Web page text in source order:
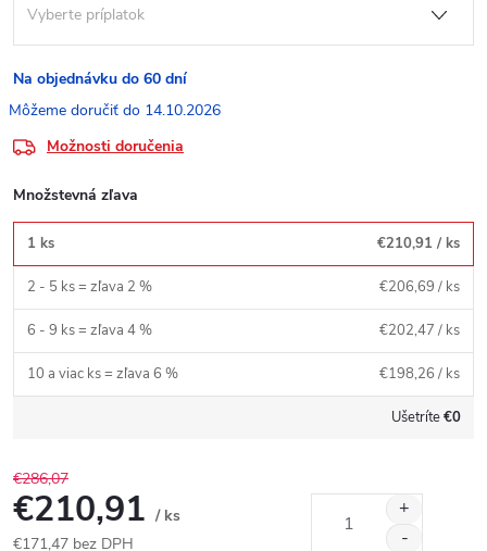
Na objednávku do 60 dní
14.10.2026
Možnosti doručenia
Množstevná zľava
1 ks €210,91 / ks
2 - 5 ks = zľava 2 % €206,69 / ks
6 - 9 ks = zľava 4 % €202,47 / ks
10 a viac ks = zľava 6 % €198,26 / ks
Ušetríte€0
€286,07
€210,91 / ks
€171,47 bez DPH